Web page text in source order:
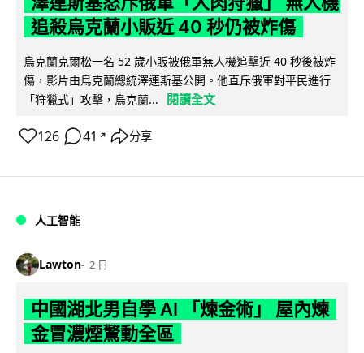
追殺烏克蘭小販近 40 秒仍被炸傷
烏克蘭克爾松一名 52 歲小販被俄軍無人機追擊近 40 秒後被炸
傷，影片由烏克蘭總統澤連斯基公開。他直斥俄軍對平民進行
「狩獵式」攻擊，烏克蘭...
閱讀全文
126 41 ↗ 分享
人工智能
Lawton 2 日
中國湖北男自學 AI 「煉金術」 屋內煉
金冒濃煙驚動全區